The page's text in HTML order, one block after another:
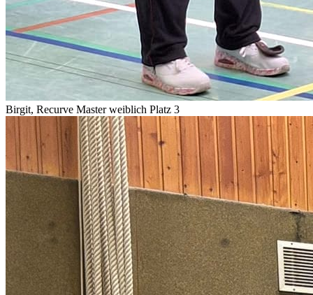
Birgit, Recurve Master weiblich Platz 3